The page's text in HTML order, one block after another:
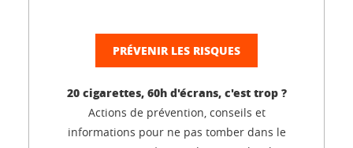
PRÉVENIR LES RISQUES
20 cigarettes, 60h d'écrans, c'est trop ?
Actions de prévention, conseils et
informations pour ne pas tomber dans le